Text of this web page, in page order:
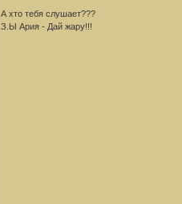
А хто тебя слушает???
З.Ы Ария - Дай жару!!!